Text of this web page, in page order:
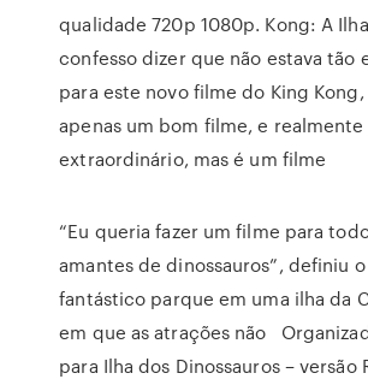
qualidade 720p 1080p. Kong: A
confesso dizer que não estava tão
para este novo filme do King Kong,
apenas um bom filme, e realmente
extraordinário, mas é um filme
“Eu queria fazer um filme para
amantes de dinossauros”, definiu
fantástico parque em uma ilha da
em que as atrações não
para Ilha dos Dinossauros – versão